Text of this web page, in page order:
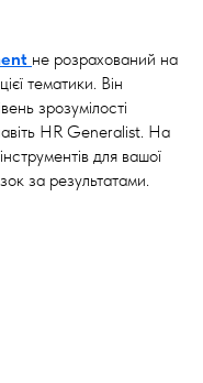
не розрахований на
тематики. Він
зрозумілості
HR Generalist. На
для вашої
за результатами.